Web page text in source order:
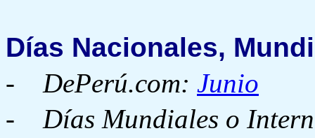
Días Nacionales,
- DePerú.com: Junio
- Días Mundiales o